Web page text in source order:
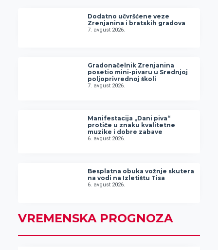
Dodatno učvršćene veze
Zrenjanina i bratskih gradova
7. avgust 2026.
Gradonačelnik Zrenjanina
posetio mini-pivaru u Srednjoj
poljoprivrednoj školi
7. avgust 2026.
Manifestacija „Dani piva“
protiče u znaku kvalitetne
muzike i dobre zabave
6. avgust 2026.
Besplatna obuka vožnje skutera
na vodi na Izletištu Tisa
6. avgust 2026.
VREMENSKA PROGNOZA